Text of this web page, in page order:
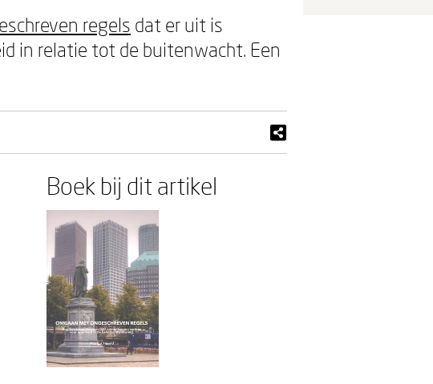
regels dat er uit is
in relatie tot de buitenwacht. Een
Boek bij dit artikel